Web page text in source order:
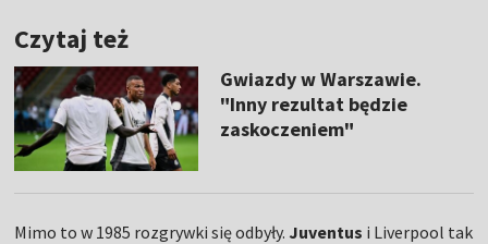
Czytaj też
Gwiazdy w Warszawie.
"Inny rezultat będzie
zaskoczeniem"
Mimo to w 1985 rozgrywki się odbyły. Juventus i Liverpool tak